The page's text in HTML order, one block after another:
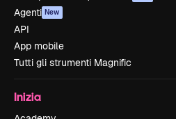
Agenti New
API
App mobile
Tutti gli strumenti Magnific
Inizia